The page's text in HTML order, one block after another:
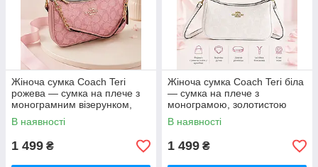
Жіноча сумка Coach Teri
рожева — сумка на плече з
монограмним візерунком,
золотистою фурнітурою та
ремінцем
В наявності
1 499 ₴
Жіноча сумка Coach Teri біла
— сумка на плече з
монограмою, золотистою
фурнітурою та ремінцем
В наявності
1 499 ₴